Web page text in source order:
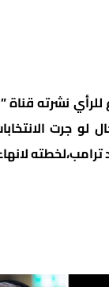
لو جرت
ترامب،لخطته